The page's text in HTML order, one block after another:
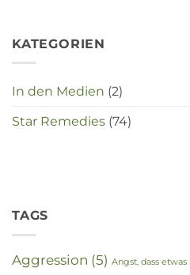
KATEGORIEN
In den Medien (2)
Star Remedies (74)
TAGS
Aggression (5) Angst, dass